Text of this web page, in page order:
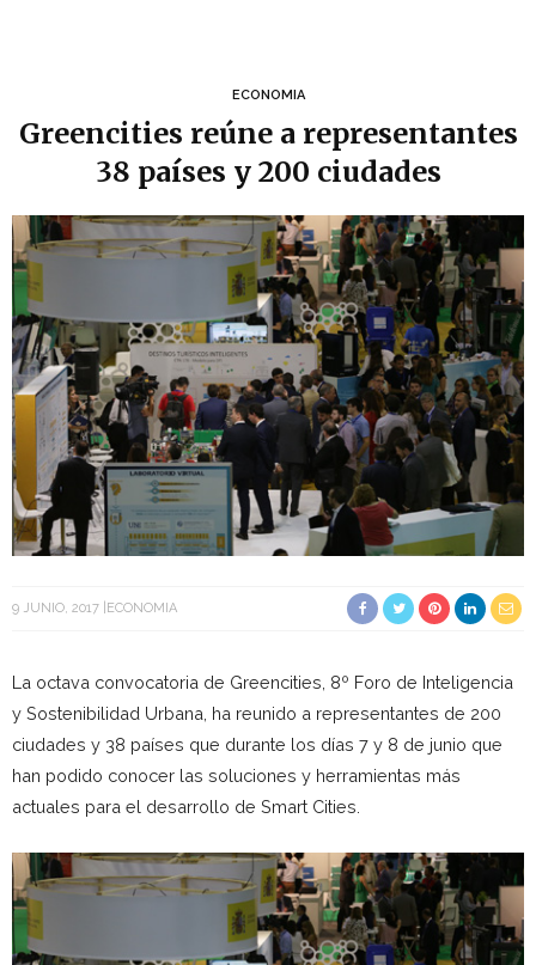
ECONOMIA
Greencities reúne a representantes
38 países y 200 ciudades
9 JUNIO, 2017 ECONOMIA
La octava convocatoria de Greencities, 8º Foro de Inteligencia
y Sostenibilidad Urbana, ha reunido a representantes de 200
ciudades y 38 países que durante los días 7 y 8 de junio que
han podido conocer las soluciones y herramientas más
actuales para el desarrollo de Smart Cities.